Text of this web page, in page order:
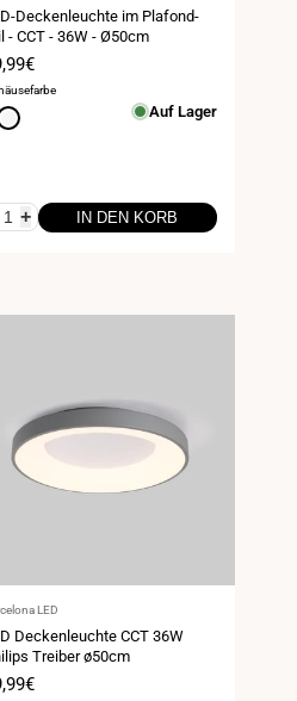
Deckenleuchte im Plafond-
- CCT - 36W - Ø50cm
Auf Lager
+ IN DEN KORB
LED
Deckenleuchte CCT 36W
Treiber ø50cm